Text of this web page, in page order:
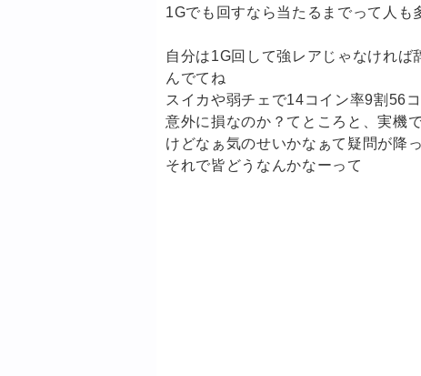
1Gでも回すなら当たるまでって人も
自分は1G回して強レアじゃなけれ
んでてね
スイカや弱チェで14コイン率9割56
意外に損なのか？てところと、実機
けどなぁ気のせいかなぁて疑問が降
それで皆どうなんかなーって